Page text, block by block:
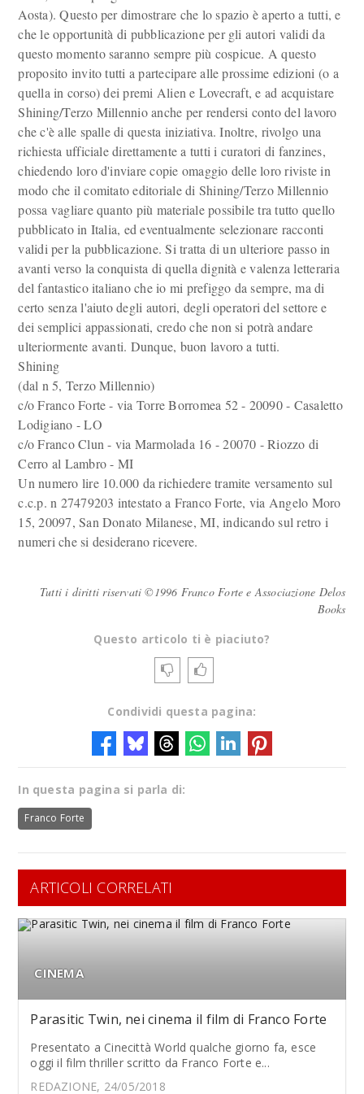
Aosta). Questo per dimostrare che lo spazio è aperto a tutti, e
che le opportunità di pubblicazione per gli autori validi da
questo momento saranno sempre più cospicue. A questo
proposito invito tutti a partecipare alle prossime edizioni (o a
quella in corso) dei premi Alien e Lovecraft, e ad acquistare
Shining/Terzo Millennio anche per rendersi conto del lavoro
che c'è alle spalle di questa iniziativa. Inoltre, rivolgo una
richiesta ufficiale direttamente a tutti i curatori di fanzines,
chiedendo loro d'inviare copie omaggio delle loro riviste in
modo che il comitato editoriale di Shining/Terzo Millennio
possa vagliare quanto più materiale possibile tra tutto quello
pubblicato in Italia, ed eventualmente selezionare racconti
validi per la pubblicazione. Si tratta di un ulteriore passo in
avanti verso la conquista di quella dignità e valenza letteraria
del fantastico italiano che io mi prefiggo da sempre, ma di
certo senza l'aiuto degli autori, degli operatori del settore e
dei semplici appassionati, credo che non si potrà andare
ulteriormente avanti. Dunque, buon lavoro a tutti.
Shining
(dal n 5, Terzo Millennio)
c/o Franco Forte - via Torre Borromea 52 - 20090 - Casaletto
Lodigiano - LO
c/o Franco Clun - via Marmolada 16 - 20070 - Riozzo di
Cerro al Lambro - MI
Un numero lire 10.000 da richiedere tramite versamento sul
c.c.p. n 27479203 intestato a Franco Forte, via Angelo Moro
15, 20097, San Donato Milanese, MI, indicando sul retro i
numeri che si desiderano ricevere.
Tutti i diritti riservati ©1996 Franco Forte e Associazione Delos
Books
Questo articolo ti è piaciuto?
Condividi questa pagina:
In questa pagina si parla di:
Franco Forte
ARTICOLI CORRELATI
CINEMA
Parasitic Twin, nei cinema il film di Franco Forte
Presentato a Cinecittà World qualche giorno fa, esce
oggi il film thriller scritto da Franco Forte e...
REDAZIONE, 24/05/2018